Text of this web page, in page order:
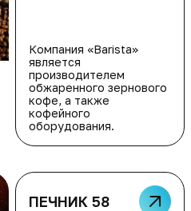
Компания «Barista»
является
производителем
обжаренного зернового
кофе, а также
кофейного
оборудования.
ПЕЧНИК 58